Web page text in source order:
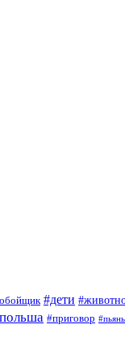
#дети
#приговор